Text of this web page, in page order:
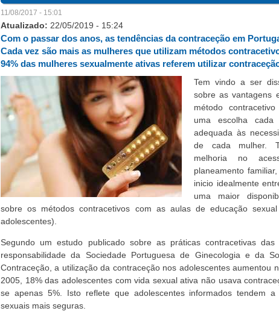
11/08/2017 - 15:01
Atualizado: 22/05/2019 - 15:24
Com o passar dos anos, as tendências da contraceção em
Cada vez são mais as mulheres que utilizam métodos
94% das mulheres sexualmente ativas referem utilizar
Tem vindo a ser
sobre as vantagens
método
uma escolha
adequada às
de cada mulher.
melhoria no
planeamento
inicio idealmente
uma maior
sobre os métodos contracetivos com as aulas de educação
adolescentes).
Segundo um estudo publicado sobre as práticas contracetivas
responsabilidade da Sociedade Portuguesa de Ginecologia e da
Contraceção, a utilização da contraceção nos adolescentes aumentou
2005, 18% das adolescentes com vida sexual ativa não usava
se apenas 5%. Isto reflete que adolescentes informados tendem
sexuais mais seguras.